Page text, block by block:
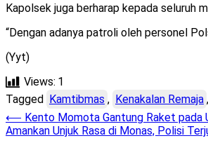
Kapolsek juga berharap kepada seluruh
“Dengan adanya patroli oleh personel
(Yyt)
Views: 1
Tagged Kamtibmas , Kenakalan Remaja ,
Post
navigation
⟵ Kento Momota Gantung Raket pada
Amankan Unjuk Rasa di Monas, Polisi